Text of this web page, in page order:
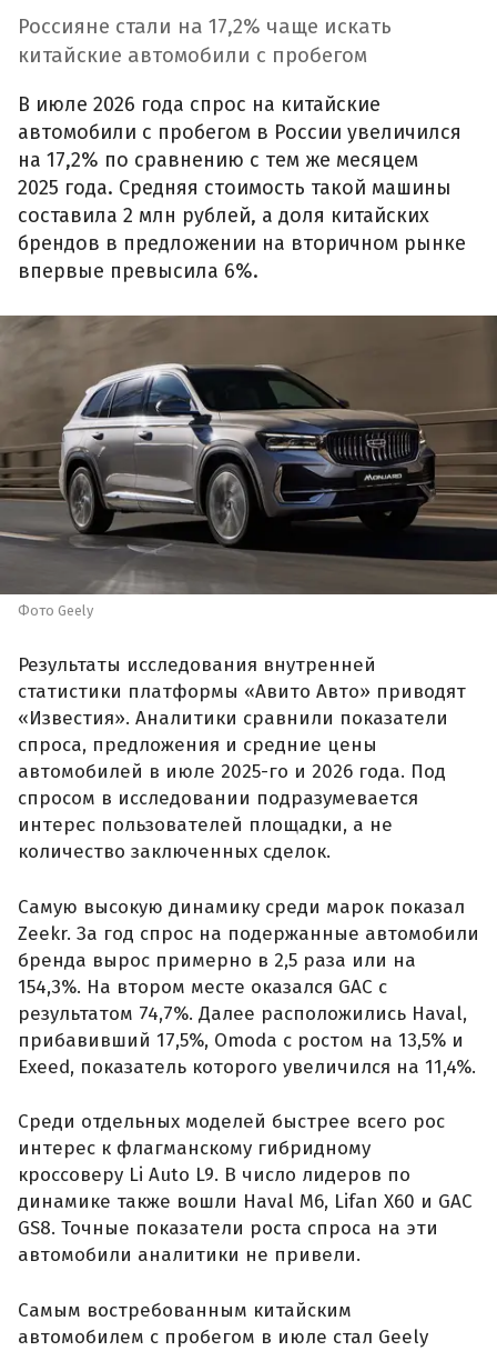
Россияне стали на 17,2% чаще искать
китайские автомобили с пробегом
В июле 2026 года спрос на китайские
автомобили с пробегом в России увеличился
на 17,2% по сравнению с тем же месяцем
2025 года. Средняя стоимость такой машины
составила 2 млн рублей, а доля китайских
брендов в предложении на вторичном рынке
впервые превысила 6%.
Фото Geely
Результаты исследования внутренней
статистики платформы «Авито Авто» приводят
«Известия». Аналитики сравнили показатели
спроса, предложения и средние цены
автомобилей в июле 2025-го и 2026 года. Под
спросом в исследовании подразумевается
интерес пользователей площадки, а не
количество заключенных сделок.
Самую высокую динамику среди марок показал
Zeekr. За год спрос на подержанные автомобили
бренда вырос примерно в 2,5 раза или на
154,3%. На втором месте оказался GAC с
результатом 74,7%. Далее расположились Haval,
прибавивший 17,5%, Omoda с ростом на 13,5% и
Exeed, показатель которого увеличился на 11,4%.
Среди отдельных моделей быстрее всего рос
интерес к флагманскому гибридному
кроссоверу Li Auto L9. В число лидеров по
динамике также вошли Haval M6, Lifan X60 и GAC
GS8. Точные показатели роста спроса на эти
автомобили аналитики не привели.
Самым востребованным китайским
автомобилем с пробегом в июле стал Geely